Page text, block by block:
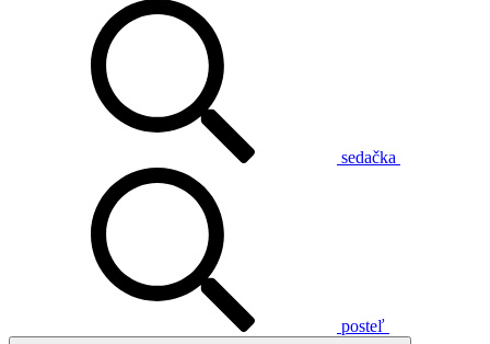
sedačka
posteľ